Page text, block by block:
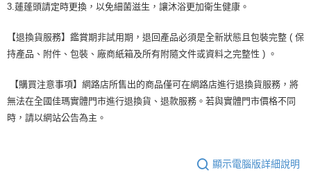
3.蓮蓬頭請定時更換，以免細菌滋生，讓沐浴更加衛生健康。
【退換貨服務】鑑賞期非試用期，退回產品必須是全新狀態且包裝完整 ( 保
持產品、附件、包裝、廠商紙箱及所有附隨文件或資料之完整性 ) 。
【購買注意事項】網路店所售出的商品僅可在網路店進行退換貨服務，將
無法在全國佳瑪實體門市進行退換貨、退款服務。若與實體門市價格不同
時，請以網站公告為主。
顯示電腦版詳細說明